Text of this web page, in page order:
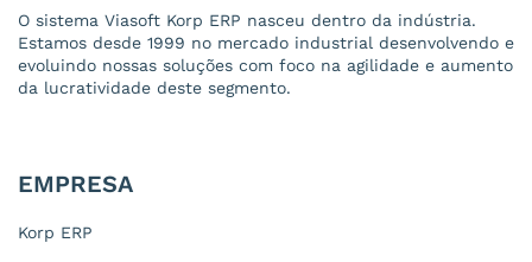
O sistema Viasoft Korp ERP nasceu dentro da indústria.
Estamos desde 1999 no mercado industrial desenvolvendo e
evoluindo nossas soluções com foco na agilidade e aumento
da lucratividade deste segmento.
EMPRESA
Korp ERP